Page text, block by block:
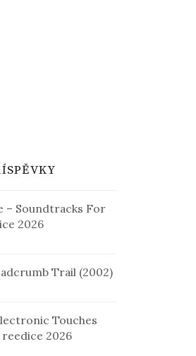
– Soundtracks For
2026
Trail (2002)
Touches
reedice 2026